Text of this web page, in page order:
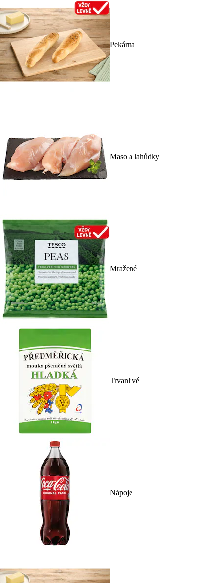
Pekárna
Maso a lahůdky
Mražené
Trvanlivé
Nápoje